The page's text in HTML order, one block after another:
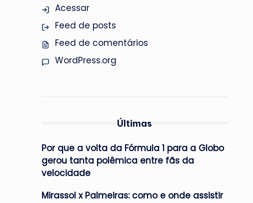
Acessar
Feed de posts
Feed de comentários
WordPress.org
Últimas
Por que a volta da Fórmula 1 para a Globo
gerou tanta polêmica entre fãs da
velocidade
Mirassol x Palmeiras: como e onde assistir